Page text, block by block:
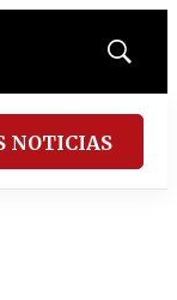
Mostrar
NOTICIAS